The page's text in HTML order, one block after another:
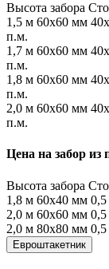
Высота забора
1,5 м 60х60 мм
п.м.
1,7 м 60х60 мм
п.м.
1,8 м 60х60 мм
п.м.
2,0 м 60х60 мм
п.м.
Цена на забор из
Высота забора
1,8 м 60х40 мм
2,0 м 60х60 мм
2,0 м 80х80 мм
Евроштакетник